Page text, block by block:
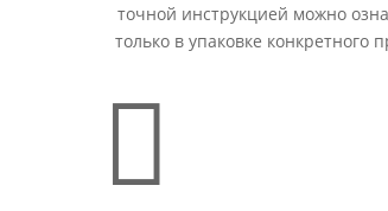
точной инструкцией можно
только в упаковке конкретного
